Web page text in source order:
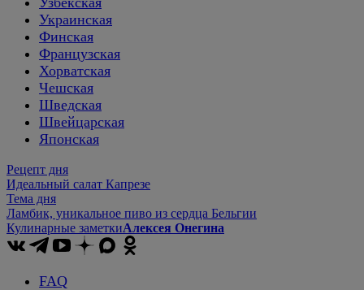
Украинская
Финская
Французская
Хорватская
Чешская
Шведская
Швейцарская
Японская
Рецепт дня
Идеальный салат Капрезе
Тема дня
Ламбик, уникальное пиво из сердца Бельгии
Кулинарные заметкиАлексея Онегина
FAQ